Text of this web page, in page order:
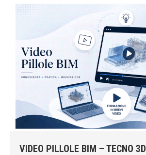
VIDEO PILLOLE BIM – TECNO 3D